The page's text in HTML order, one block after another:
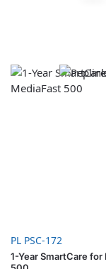
PL PSC-172
1-Year SmartCare for